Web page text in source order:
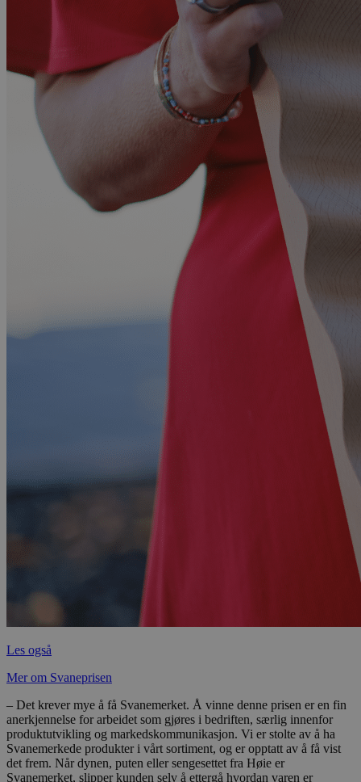
Les også
Mer om Svaneprisen
– Det krever mye å få Svanemerket. Å vinne denne prisen er en fin
anerkjennelse for arbeidet som gjøres i bedriften, særlig innenfor
produktutvikling og markedskommunikasjon. Vi er stolte av å ha
Svanemerkede produkter i vårt sortiment, og er opptatt av å få vist
det frem. Når dynen, puten eller sengesettet fra Høie er
Svanemerket, slipper kunden selv å ettergå hvordan varen er